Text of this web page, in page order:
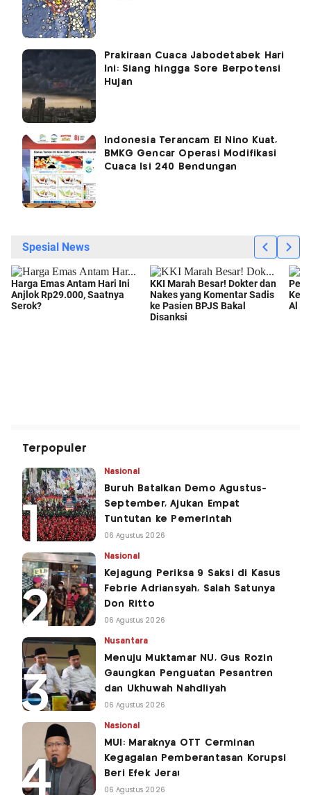
Prakiraan Cuaca Jabodetabek Hari
Ini: Siang hingga Sore Berpotensi
Hujan
Indonesia Terancam El Nino Kuat,
BMKG Gencar Operasi Modifikasi
Cuaca Isi 240 Bendungan
Terpopuler
Nasional
Buruh Batalkan Demo Agustus-
September, Ajukan Empat
Tuntutan ke Pemerintah
06 Agustus 2026
Nasional
Kejagung Periksa 9 Saksi di Kasus
Febrie Adriansyah, Salah Satunya
Don Ritto
06 Agustus 2026
Nusantara
Menuju Muktamar NU, Gus Rozin
Gaungkan Penguatan Pesantren
dan Ukhuwah Nahdliyah
06 Agustus 2026
Nasional
MUI: Maraknya OTT Cerminan
Kegagalan Pemberantasan Korupsi
Beri Efek Jera!
06 Agustus 2026